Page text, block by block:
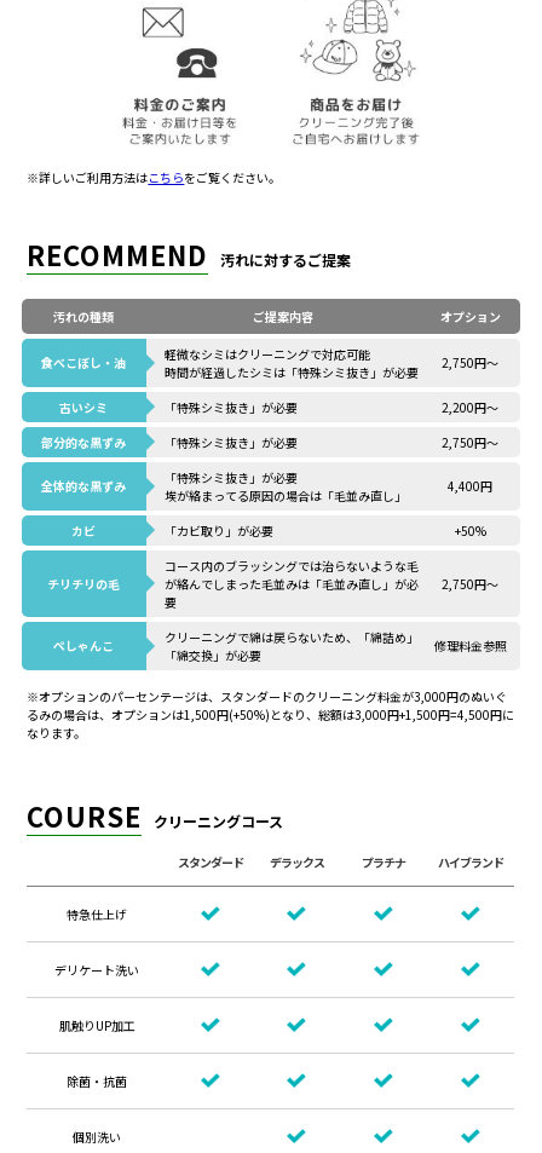
※詳しいご利用方法はこちらをご覧ください。
RECOMMEND 汚れに対するご提案
汚れの種類 ご提案内容 オプション
食べこぼし・油
軽微なシミはクリーニングで対応可能
時間が経過したシミは「特殊シミ抜き」が必要
2,750円～
古いシミ 「特殊シミ抜き」が必要
2,200円～
部分的な黒ずみ
「特殊シミ抜き」が必要 2,750円～
全体的な黒ずみ
「特殊シミ抜き」が必要
埃が絡まってる原因の場合は「毛並み直し」
4,400円
カビ 「カビ取り」が必要 +50%
チリチリの毛
コース内のブラッシングでは治らないような毛
が絡んでしまった毛並みは「毛並み直し」が必
要
2,750円～
ぺしゃんこ クリーニングで綿は戻らないため、
「綿詰め」
「綿交換」が必要
修理料金参照
※オプションのパーセンテージは、スタンダードのクリーニング料金が3,000円のぬいぐ
るみの場合は、オプションは1,500円(+50%)となり、総額は3,000円+1,500円=4,500円に
なります。
COURSE クリーニングコース
スタンダード デラックス プラチナ ハイブランド
特急仕上げ
デリケート洗い
肌触りUP加工
除菌・抗菌
個別洗い